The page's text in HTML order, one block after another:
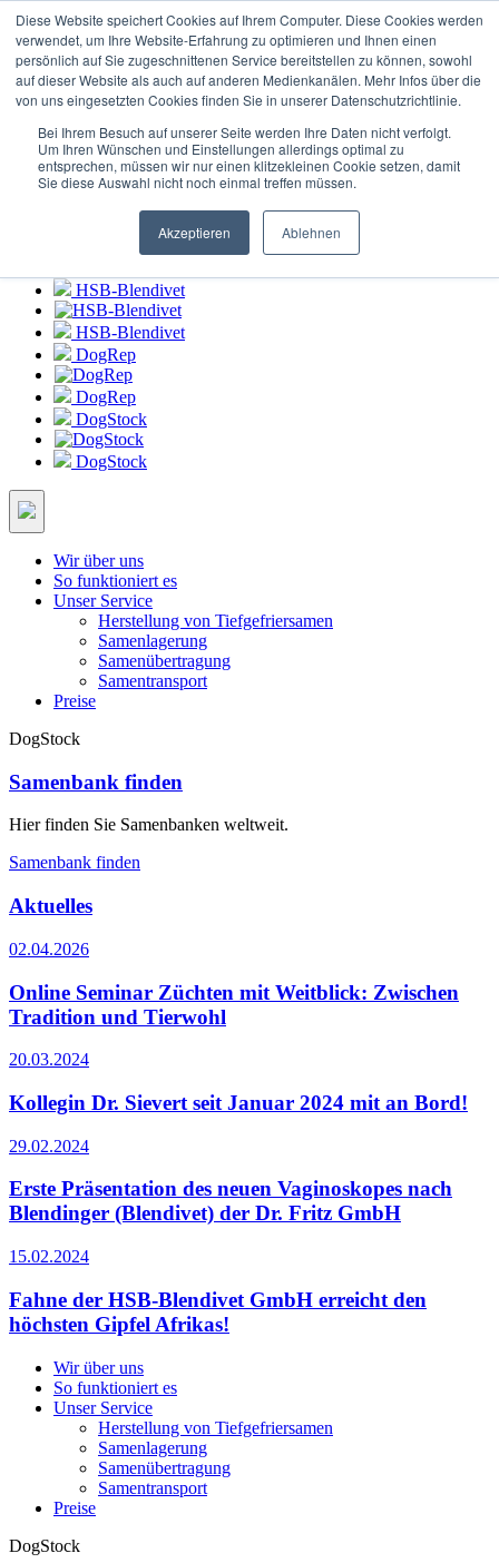
Diese Website speichert Cookies auf Ihrem Computer. Diese Cookies werden
verwendet, um Ihre Website-Erfahrung zu optimieren und Ihnen einen
persönlich auf Sie zugeschnittenen Service bereitstellen zu können, sowohl
auf dieser Website als auch auf anderen Medienkanälen. Mehr Infos über die
von uns eingesetzten Cookies finden Sie in unserer Datenschutzrichtlinie.
Bei Ihrem Besuch auf unserer Seite werden Ihre Daten nicht verfolgt.
Um Ihren Wünschen und Einstellungen allerdings optimal zu
entsprechen, müssen wir nur einen klitzekleinen Cookie setzen, damit
Sie diese Auswahl nicht noch einmal treffen müssen.
Akzeptieren Ablehnen
Login zumHSB-Blendivet Portal
HSB-Blendivet
DogRep
DogRep
DogStock
DogStock
HSB-Blendivet
HSB-Blendivet
DogRep
DogRep
DogStock
DogStock
Wir über uns
So funktioniert es
Unser Service
Herstellung von Tiefgefriersamen
Samenlagerung
Samenübertragung
Samentransport
Preise
DogStock
Samenbank finden
Hier finden Sie Samenbanken weltweit.
Samenbank finden
Aktuelles
02.04.2026
Online Seminar Züchten mit Weitblick: Zwischen
Tradition und Tierwohl
20.03.2024
Kollegin Dr. Sievert seit Januar 2024 mit an Bord!
29.02.2024
Erste Präsentation des neuen Vaginoskopes nach
Blendinger (Blendivet) der Dr. Fritz GmbH
15.02.2024
Fahne der HSB-Blendivet GmbH erreicht den
höchsten Gipfel Afrikas!
Wir über uns
So funktioniert es
Unser Service
Herstellung von Tiefgefriersamen
Samenlagerung
Samenübertragung
Samentransport
Preise
DogStock